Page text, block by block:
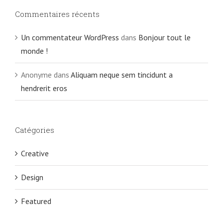
Commentaires récents
Un commentateur WordPress dans Bonjour tout le
monde !
Anonyme dans Aliquam neque sem tincidunt a
hendrerit eros
Catégories
Creative
Design
Featured